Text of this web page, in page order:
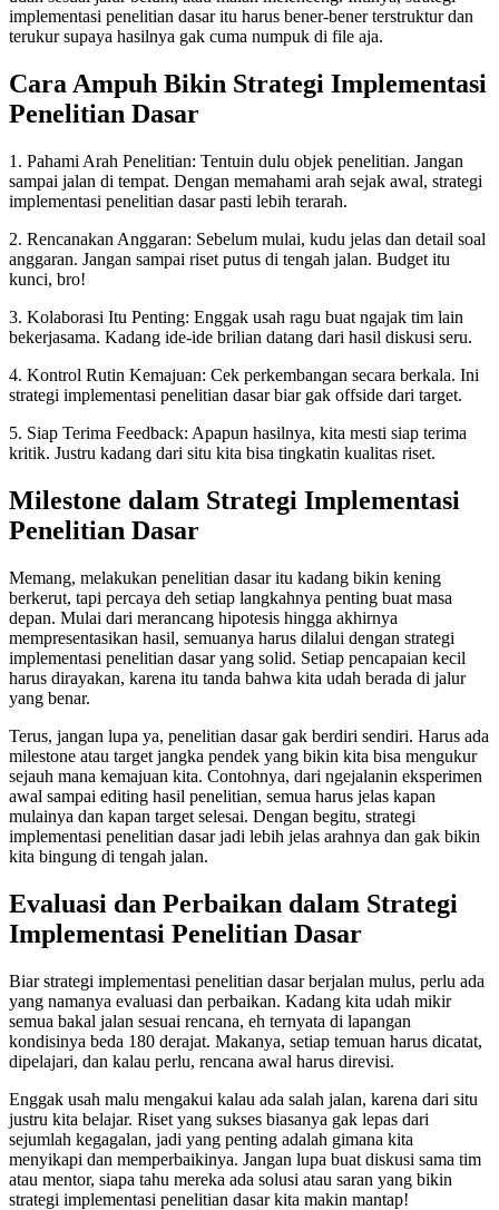
implementasi penelitian dasar itu harus bener-bener terstruktur dan
terukur supaya hasilnya gak cuma numpuk di file aja.
Cara Ampuh Bikin Strategi Implementasi
Penelitian Dasar
1. Pahami Arah Penelitian: Tentuin dulu objek penelitian. Jangan
sampai jalan di tempat. Dengan memahami arah sejak awal, strategi
implementasi penelitian dasar pasti lebih terarah.
2. Rencanakan Anggaran: Sebelum mulai, kudu jelas dan detail soal
anggaran. Jangan sampai riset putus di tengah jalan. Budget itu
kunci, bro!
3. Kolaborasi Itu Penting: Enggak usah ragu buat ngajak tim lain
bekerjasama. Kadang ide-ide brilian datang dari hasil diskusi seru.
4. Kontrol Rutin Kemajuan: Cek perkembangan secara berkala. Ini
strategi implementasi penelitian dasar biar gak offside dari target.
5. Siap Terima Feedback: Apapun hasilnya, kita mesti siap terima
kritik. Justru kadang dari situ kita bisa tingkatin kualitas riset.
Milestone dalam Strategi Implementasi
Penelitian Dasar
Memang, melakukan penelitian dasar itu kadang bikin kening
berkerut, tapi percaya deh setiap langkahnya penting buat masa
depan. Mulai dari merancang hipotesis hingga akhirnya
mempresentasikan hasil, semuanya harus dilalui dengan strategi
implementasi penelitian dasar yang solid. Setiap pencapaian kecil
harus dirayakan, karena itu tanda bahwa kita udah berada di jalur
yang benar.
Terus, jangan lupa ya, penelitian dasar gak berdiri sendiri. Harus ada
milestone atau target jangka pendek yang bikin kita bisa mengukur
sejauh mana kemajuan kita. Contohnya, dari ngejalanin eksperimen
awal sampai editing hasil penelitian, semua harus jelas kapan
mulainya dan kapan target selesai. Dengan begitu, strategi
implementasi penelitian dasar jadi lebih jelas arahnya dan gak bikin
kita bingung di tengah jalan.
Evaluasi dan Perbaikan dalam Strategi
Implementasi Penelitian Dasar
Biar strategi implementasi penelitian dasar berjalan mulus, perlu ada
yang namanya evaluasi dan perbaikan. Kadang kita udah mikir
semua bakal jalan sesuai rencana, eh ternyata di lapangan
kondisinya beda 180 derajat. Makanya, setiap temuan harus dicatat,
dipelajari, dan kalau perlu, rencana awal harus direvisi.
Enggak usah malu mengakui kalau ada salah jalan, karena dari situ
justru kita belajar. Riset yang sukses biasanya gak lepas dari
sejumlah kegagalan, jadi yang penting adalah gimana kita
menyikapi dan memperbaikinya. Jangan lupa buat diskusi sama tim
atau mentor, siapa tahu mereka ada solusi atau saran yang bikin
strategi implementasi penelitian dasar kita makin mantap!